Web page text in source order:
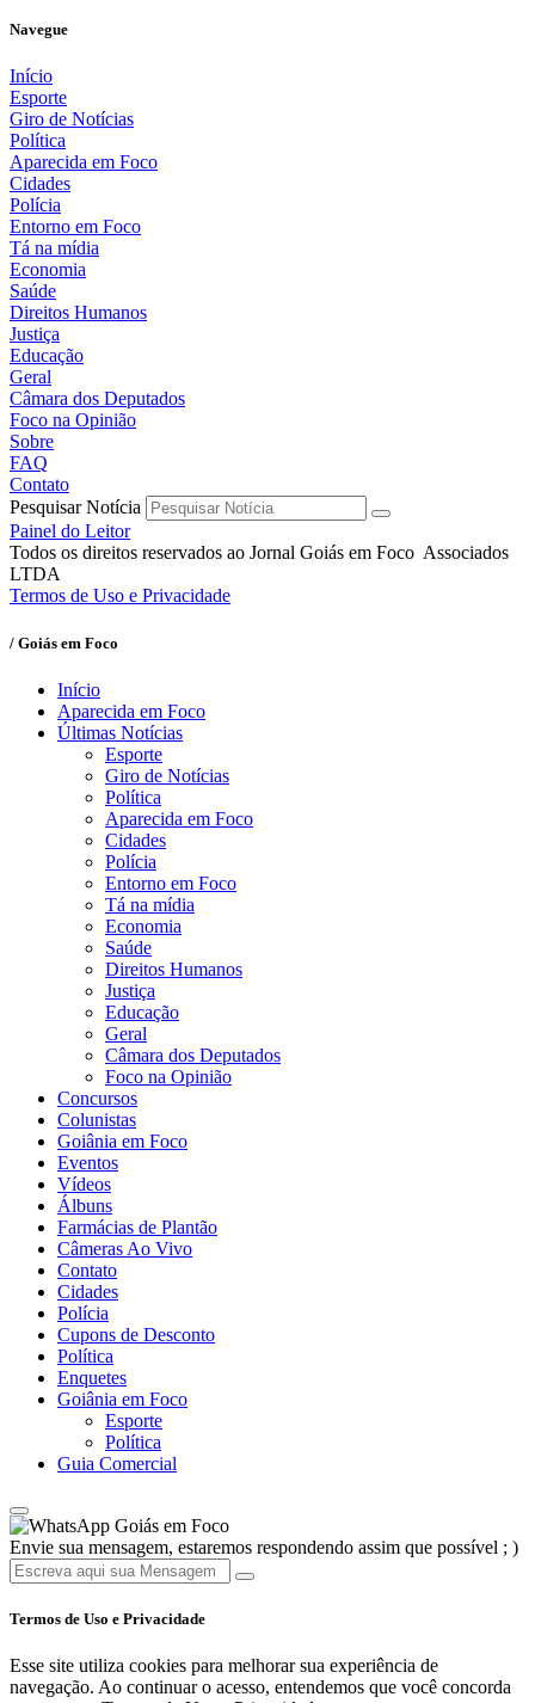
Navegue
Início
Esporte
Giro de Notícias
Política
Aparecida em Foco
Cidades
Polícia
Entorno em Foco
Tá na mídia
Economia
Saúde
Direitos Humanos
Justiça
Educação
Geral
Câmara dos Deputados
Foco na Opinião
Sobre
FAQ
Contato
Pesquisar Notícia
Painel do Leitor
Todos os direitos reservados ao Jornal Goiás em Foco Associados
LTDA
Termos de Uso e Privacidade
/ Goiás em Foco
Início
Aparecida em Foco
Últimas Notícias
Esporte
Giro de Notícias
Política
Aparecida em Foco
Cidades
Polícia
Entorno em Foco
Tá na mídia
Economia
Saúde
Direitos Humanos
Justiça
Educação
Geral
Câmara dos Deputados
Foco na Opinião
Concursos
Colunistas
Goiânia em Foco
Eventos
Vídeos
Álbuns
Farmácias de Plantão
Câmeras Ao Vivo
Contato
Cidades
Polícia
Cupons de Desconto
Política
Enquetes
Goiânia em Foco
Esporte
Política
Guia Comercial
Goiás em Foco
Envie sua mensagem, estaremos respondendo assim que possível ; )
Termos de Uso e Privacidade
Esse site utiliza cookies para melhorar sua experiência de
navegação. Ao continuar o acesso, entendemos que você concorda